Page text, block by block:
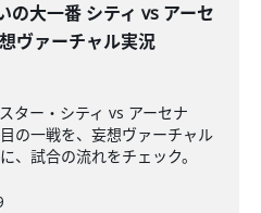
の大一番 シティ vs アーセ
ヴァーチャル実況
ター・シティ vs アーセナ
の一戦を、妄想ヴァーチャル
、試合の流れをチェック。